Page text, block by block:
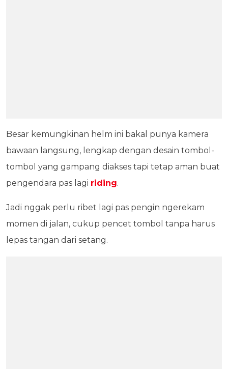
Besar kemungkinan helm ini bakal punya kamera
bawaan langsung, lengkap dengan desain tombol-
tombol yang gampang diakses tapi tetap aman buat
pengendara pas lagi riding.
Jadi nggak perlu ribet lagi pas pengin ngerekam
momen di jalan, cukup pencet tombol tanpa harus
lepas tangan dari setang.